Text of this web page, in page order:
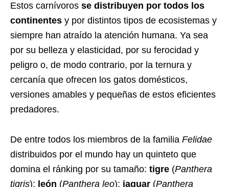
Estos carnívoros se distribuyen por todos los
continentes y por distintos tipos de ecosistemas y
siempre han atraído la atención humana. Ya sea
por su belleza y elasticidad, por su ferocidad y
peligro o, de modo contrario, por la ternura y
cercanía que ofrecen los gatos domésticos,
versiones amables y pequeñas de estos eficientes
predadores.
De entre todos los miembros de la familia Felidae
distribuidos por el mundo hay un quinteto que
domina el ránking por su tamaño: tigre (Panthera
tigris); león (Panthera leo); jaguar (Panthera